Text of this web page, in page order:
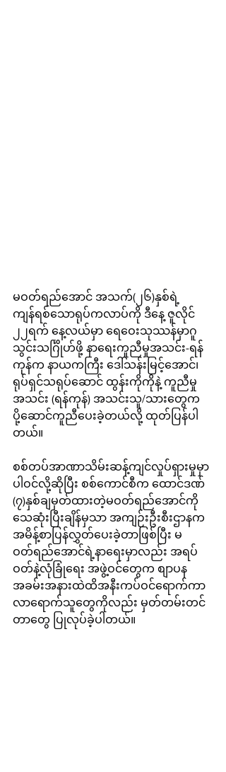
မဝတ်ရည်အောင် အသက်(၂၆)နှစ်ရဲ့
ကျန်ရစ်သောရုပ်ကလာပ်ကို ဒီနေ့ ဇူလိုင်
၂၂ရက် နေ့လယ်မှာ ရေဝေးသုဿန်မှာဂူ
သွင်းသင်္ဂြိုဟ်ဖို့ နာရေးကူညီမှုအသင်း-ရန်
ကုန်က နာယကကြီး ဒေါ်သန်းမြင့်အောင်၊
ရုပ်ရှင်သရုပ်ဆောင် ထွန်းကိုကိုနဲ့ ကူညီမှု
အသင်း (ရန်ကုန်) အသင်းသူ/သားတွေက
ပို့ဆောင်ကူညီပေးခဲ့တယ်လို့ ထုတ်ပြန်ပါ
တယ်။
စစ်တပ်အာဏာသိမ်းဆန့်ကျင်လှုပ်ရှားမှုမှာ
ပါဝင်လို့ဆိုပြီး စစ်ကောင်စီက ထောင်ဒဏ်
(၇)နှစ်ချမှတ်ထားတဲ့မဝတ်ရည်အောင်ကို
သေဆုံးပြီးချိန်မှသာ အကျဉ်းဦးစီးဌာနက
အမိန့်စာပြန်လွှတ်ပေးခဲ့တာဖြစ်ပြီး မ
ဝတ်ရည်အောင်ရဲ့နာရေးမှာလည်း အရပ်
ဝတ်နဲ့လုံခြုံရေး အဖွဲ့ဝင်တွေက စျာပန
အခမ်းအနားထဲထိအနီးကပ်ဝင်ရောက်ကာ
လာရောက်သူတွေကိုလည်း မှတ်တမ်းတင်
တာတွေ ပြုလုပ်ခဲ့ပါတယ်။